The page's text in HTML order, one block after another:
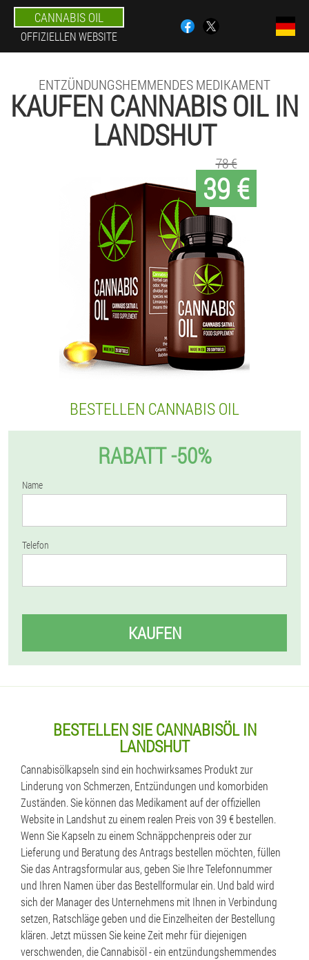
CANNABIS OIL
OFFIZIELLEN WEBSITE
ENTZÜNDUNGSHEMMENDES MEDIKAMENT
KAUFEN CANNABIS OIL IN
LANDSHUT
39 €
78 €
BESTELLEN CANNABIS OIL
RABATT -50%
Name
Telefon
KAUFEN
BESTELLEN SIE CANNABISÖL IN
LANDSHUT
Cannabisölkapseln sind ein hochwirksames Produkt zur
Linderung von Schmerzen, Entzündungen und komorbiden
Zuständen. Sie können das Medikament auf der offiziellen
Website in Landshut zu einem realen Preis von 39 € bestellen.
Wenn Sie Kapseln zu einem Schnäppchenpreis oder zur
Lieferung und Beratung des Antrags bestellen möchten, füllen
Sie das Antragsformular aus, geben Sie Ihre Telefonnummer
und Ihren Namen über das Bestellformular ein. Und bald wird
sich der Manager des Unternehmens mit Ihnen in Verbindung
setzen, Ratschläge geben und die Einzelheiten der Bestellung
klären. Jetzt müssen Sie keine Zeit mehr für diejenigen
verschwenden, die Cannabisöl - ein entzündungshemmendes